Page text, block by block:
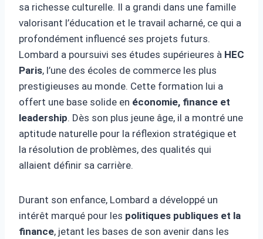
sa richesse culturelle. Il a grandi dans une famille
valorisant l’éducation et le travail acharné, ce qui a
profondément influencé ses projets futurs.
Lombard a poursuivi ses études supérieures à HEC
Paris, l’une des écoles de commerce les plus
prestigieuses au monde. Cette formation lui a
offert une base solide en économie, finance et
leadership. Dès son plus jeune âge, il a montré une
aptitude naturelle pour la réflexion stratégique et
la résolution de problèmes, des qualités qui
allaient définir sa carrière.
Durant son enfance, Lombard a développé un
intérêt marqué pour les politiques publiques et la
finance, jetant les bases de son avenir dans les